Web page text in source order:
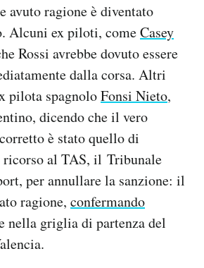
avuto ragione è diventato
Alcuni ex piloti, comeCasey
Rossi avrebbe dovuto essere
dalla corsa. Altri
pilota spagnoloFonsi Nieto,
dicendo che il vero
è stato quello di
ricorso al TAS, il Tribunale
per annullare la sanzione: il
ragione, confermando
nella griglia di partenza del